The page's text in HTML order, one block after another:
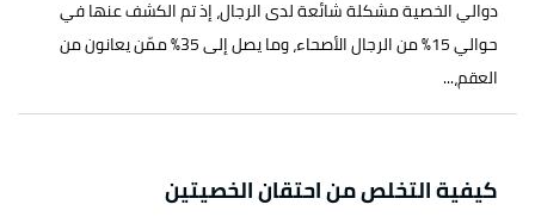
دوالي الخصية مشكلة شائعة لدى الرجال، إذ تم الكشف عنها في
حوالي 15% من الرجال الأصحاء، وما يصل إلى 35% ممّن يعانون من
العقم،...
كيفية التخلص من احتقان الخصيتين